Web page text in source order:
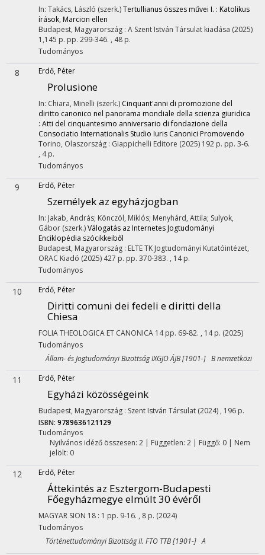
In: Takács, László (szerk.)Tertullianus összes művei I. : Katolikus
írások, Marcion ellen
Budapest, Magyarország : A Szent István Társulat kiadása (2025)
1,145 p. pp. 299-346. , 48 p.
Tudományos
8 Erdő, Péter
Prolusione
In: Chiara, Minelli (szerk.) Cinquant'anni di promozione del
diritto canonico nel panorama mondiale della scienza giuridica
: Atti del cinquantesimo anniversario di fondazione della
Consociatio Internationalis Studio Iuris Canonici Promovendo
Torino, Olaszország : Giappichelli Editore (2025) 192 p. pp. 3-6.
, 4 p.
Tudományos
9 Erdő, Péter
Személyek az egyházjogban
In: Jakab, András; Könczöl, Miklós; Menyhárd, Attila; Sulyok,
Gábor (szerk.)Válogatás az Internetes Jogtudományi
Enciklopédia szócikkeiből
Budapest, Magyarország : ELTE TK Jogtudományi Kutatóintézet,
ORAC Kiadó (2025) 427 p. pp. 370-383. , 14 p.
Tudományos
10 Erdő, Péter
Diritti comuni dei fedeli e diritti della
Chiesa
FOLIA THEOLOGICA ET CANONICA 14 pp. 69-82. , 14 p. (2025)
Tudományos
Állam- és Jogtudományi Bizottság IXGJO ÁJB [1901-] B nemzetközi
11 Erdő, Péter
Egyházi közösségeink
Budapest, Magyarország : Szent István Társulat (2024) , 196 p.
ISBN: 9789636121129
Tudományos
Nyilvános idéző összesen: 2| Független: 2 | Függő: 0 | Nem
jelölt: 0
12 Erdő, Péter
Áttekintés az Esztergom-Budapesti
Főegyházmegye elmúlt 30 évéről
MAGYAR SION 18 : 1 pp. 9-16. , 8 p. (2024)
Tudományos
Történettudományi Bizottság II. FTO TTB [1901-] A